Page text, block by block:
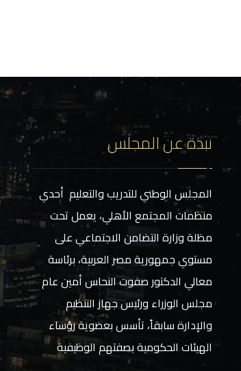
نبذة عن المجلس
المجلس الوطني للتدريب والتعليم أحدي
منظمات المجتمع الأهلي، يعمل تحت
مظلة وزارة التضامن الاجتماعي على
مستوي جمهورية مصر العربية، برئاسة
معالي الدكتور صفوت النحاس أمين عام
مجلس الوزراء ورئيس جهاز التنظيم
والإدارة سابقاً، تأسس بعضوية رؤساء
الهيئات الحكومية بصفتهم الوظيفية